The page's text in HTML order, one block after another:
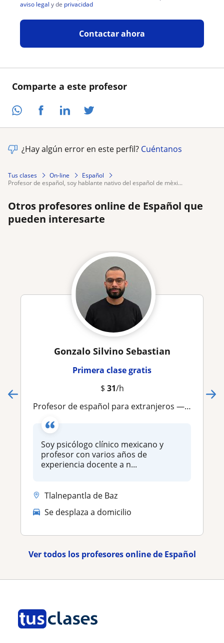
Comparte a este profesor
aviso legal y de privacidad
Contactar ahora
¿Hay algún error en este perfil? Cuéntanos
Tus clases On-line
Español
profesor de español, soy hablante nativo del español de mèxi...
Otros profesores online de Español que
pueden interesarte
Gonzalo Silvino Sebastian
Primera clase gratis
$ 31/h
Profesor de español para extranjeros — Psicólogo bilingüe (C1 inglés) con enfoque cultural y conversacional
Soy psicólogo clínico mexicano y
profesor con varios años de
experiencia docente a n...
Tlalnepantla de Baz
Se desplaza a domicilio
Ver todos los profesores online de Español